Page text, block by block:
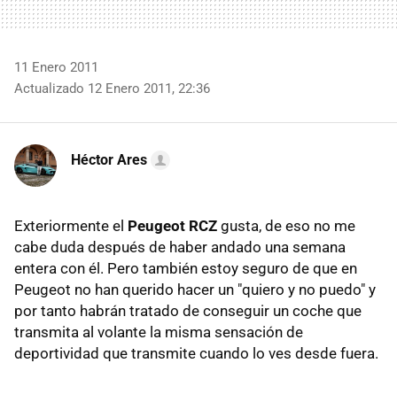
11 Enero 2011
Actualizado 12 Enero 2011, 22:36
Héctor Ares
Exteriormente el Peugeot RCZ gusta, de eso no me
cabe duda después de haber andado una semana
entera con él. Pero también estoy seguro de que en
Peugeot no han querido hacer un "quiero y no puedo" y
por tanto habrán tratado de conseguir un coche que
transmita al volante la misma sensación de
deportividad que transmite cuando lo ves desde fuera.